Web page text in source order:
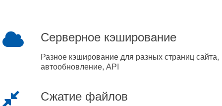
Серверное кэширование
Разное кэширование для разных страниц сайта,
автообновление, API
Сжатие файлов